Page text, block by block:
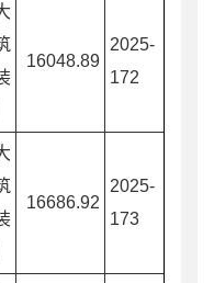
16048.89
2025-
172
16686.92
2025-
173